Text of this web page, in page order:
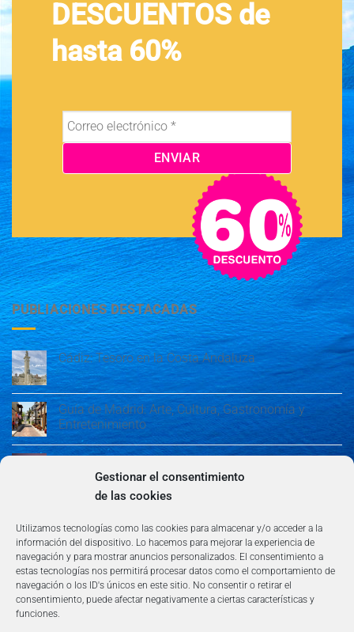
Gestionar el consentimiento
de las cookies
Utilizamos tecnologías como las cookies para almacenar y/o acceder a la
información del dispositivo. Lo hacemos para mejorar la experiencia de
navegación y para mostrar anuncios personalizados. El consentimiento a
estas tecnologías nos permitirá procesar datos como el comportamiento de
navegación o los ID's únicos en este sitio. No consentir o retirar el
consentimiento, puede afectar negativamente a ciertas características y
funciones.
DESCUENTOS de
hasta 60%
PUBLIACIONES DESTACADAS
Cádiz: Tesoro en la Costa Andaluza
Guía de Madrid: Arte, Cultura, Gastronomía y
Entretenimiento
Guía de Madrid: Arte, Cultura, Gastronomía y
Entretenimiento